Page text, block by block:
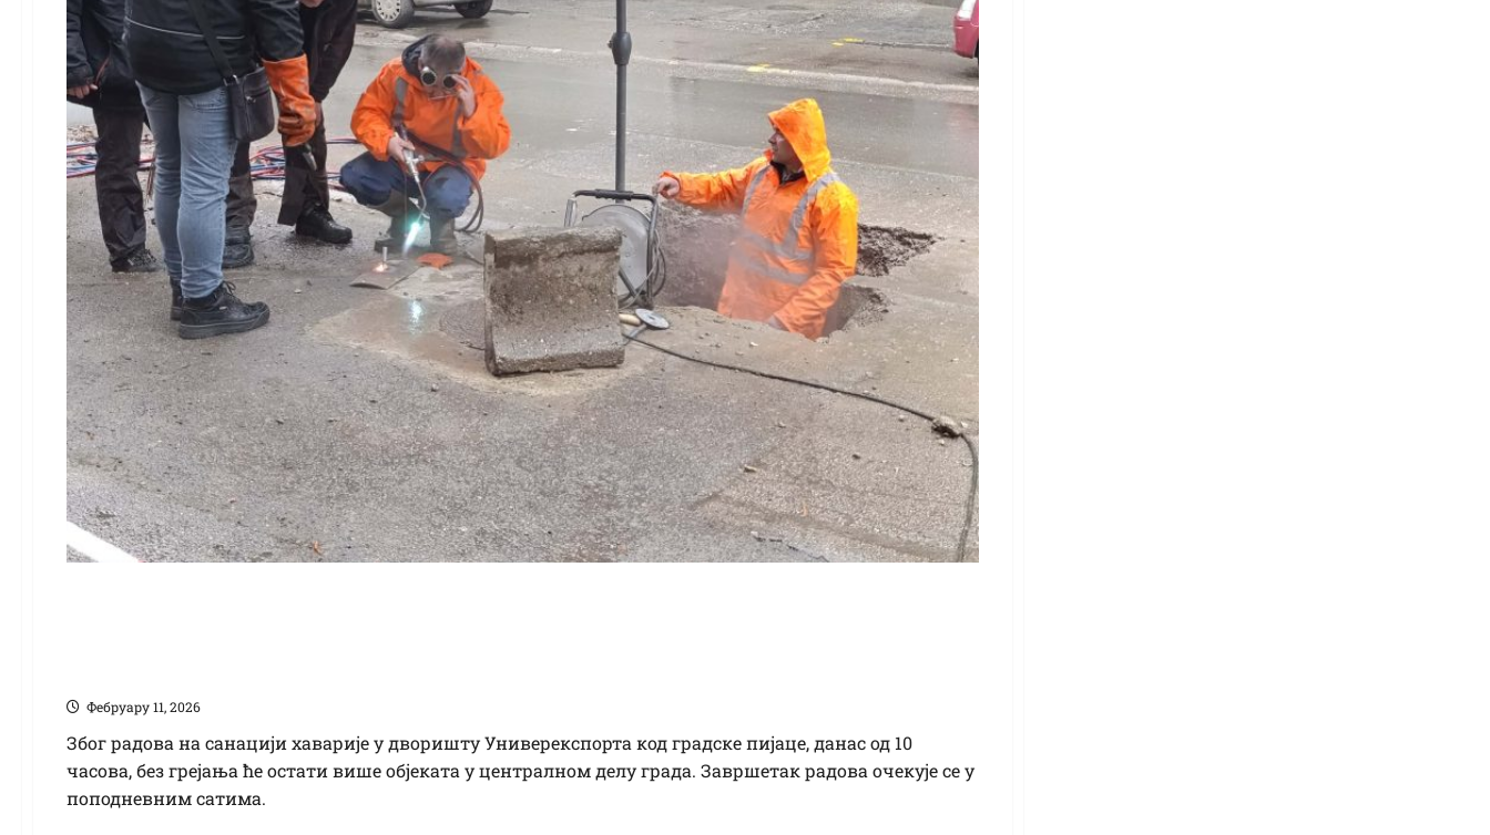
Фебруарy 11, 2026
Због радова на санацији хаварије у дворишту Универекспорта код градске пијаце, данас од 10
часова, без грејања ће остати више објеката у централном делу града. Завршетак радова очекује се у
поподневним сатима.